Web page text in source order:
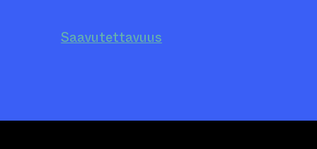
Saavutettavuus